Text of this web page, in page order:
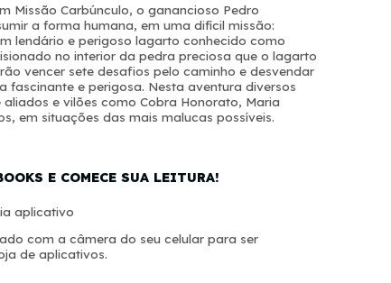
Missão Carbúnculo, o ganancioso Pedro
a forma humana, em uma difícil missão:
lendário e perigoso lagarto conhecido como
no interior da pedra preciosa que o lagarto
vencer sete desafios pelo caminho e desvendar
fascinante e perigosa. Nesta aventura diversos
e vilões como Cobra Honorato, Maria
em situações das mais malucas possíveis.
E COMECE SUA LEITURA!
aplicativo
com a câmera do seu celular para ser
de aplicativos.